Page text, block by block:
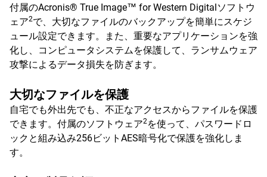
付属のAcronis® True Image™ for Western Digitalソフトウ
ェア2で、大切なファイルのバックアップを簡単にスケジ
ュール設定できます。また、重要なアプリケーションを強
化し、コンピュータシステムを保護して、ランサムウェア
攻撃によるデータ損失を防ぎます。
大切なファイルを保護
自宅でも外出先でも、不正なアクセスからファイルを保護
できます。付属のソフトウェア2を使って、パスワードロ
ックと組み込み256ビットAES暗号化で保護を強化しま
す。